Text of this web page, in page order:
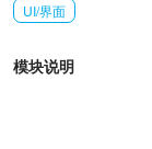
UI/界面
模块说明